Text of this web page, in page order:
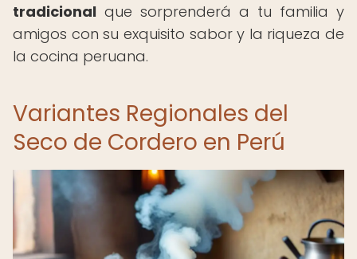
tradicional que sorprenderá a tu familia y
amigos con su exquisito sabor y la riqueza de
la cocina peruana.
Variantes Regionales del
Seco de Cordero en Perú